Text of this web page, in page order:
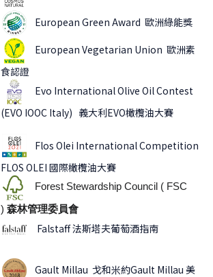
European Green Award 歐洲綠能獎
European Vegetarian Union 歐洲素
食認證
Evo International Olive Oil Contest
(EVO IOOC Italy) 義大利EVO橄欖油大賽
Flos Olei International Competition
FLOS OLEI 國際橄欖油大賽
Forest Stewardship Council ( FSC
) 森林管理委員會
Falstaff 法斯塔夫葡萄酒指南
Gault Millau 戈和米約Gault Millau 美